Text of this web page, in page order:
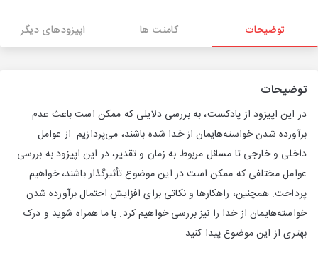
توضیحات کامنت ها اپیزودهای دیگر
توضیحات
در این اپیزود از پادکست، به بررسی دلایلی که ممکن است باعث عدم
برآورده شدن خواسته‌هایمان از خدا شده باشند، می‌پردازیم. از عوامل
داخلی و خارجی تا مسائل مربوط به زمان و تقدیر، در این اپیزود به بررسی
عوامل مختلفی که ممکن است در این موضوع تأثیرگذار باشند، خواهیم
پرداخت. همچنین، راهکارها و نکاتی برای افزایش احتمال برآورده شدن
خواسته‌هایمان از خدا را نیز بررسی خواهیم کرد. با ما همراه شوید و درک
بهتری از این موضوع پیدا کنید.